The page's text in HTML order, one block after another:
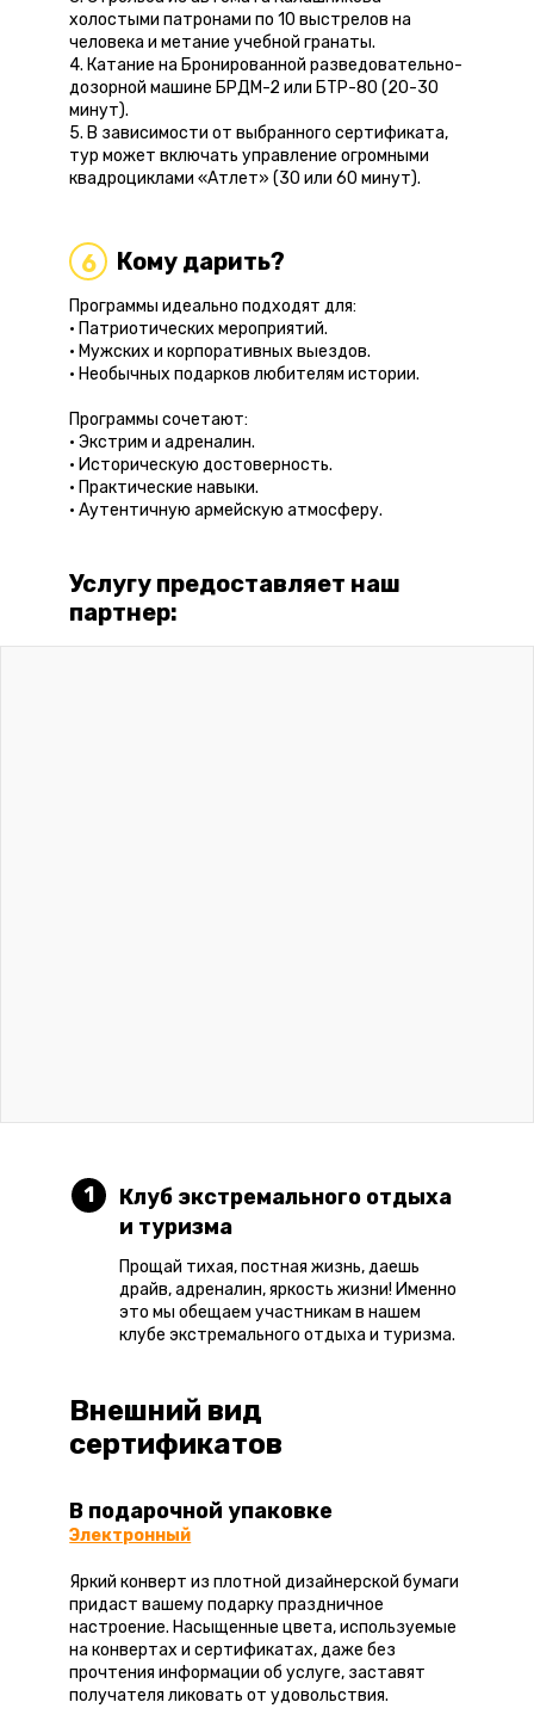
холостыми патронами по 10 выстрелов на
человека и метание учебной гранаты.
4. Катание на Бронированной разведовательно-
дозорной машине БРДМ-2 или БТР-80 (20-30
минут).
5. В зависимости от выбранного сертификата,
тур может включать управление огромными
квадроциклами «Атлет» (30 или 60 минут).
6 Кому дарить?
Программы идеально подходят для:
• Патриотических мероприятий.
• Мужских и корпоративных выездов.
• Необычных подарков любителям истории.
Программы сочетают:
• Экстрим и адреналин.
• Историческую достоверность.
• Практические навыки.
• Аутентичную армейскую атмосферу.
Услугу предоставляет наш
партнер:
1
Клуб экстремального отдыха
и туризма
Прощай тихая, постная жизнь, даешь
драйв, адреналин, яркость жизни! Именно
это мы обещаем участникам в нашем
клубе экстремального отдыха и туризма.
Внешний вид
сертификатов
В подарочной упаковке
Электронный
Яркий конверт из плотной дизайнерской бумаги
придаст вашему подарку праздничное
настроение. Насыщенные цвета, используемые
на конвертах и сертификатах, даже без
прочтения информации об услуге, заставят
получателя ликовать от удовольствия.